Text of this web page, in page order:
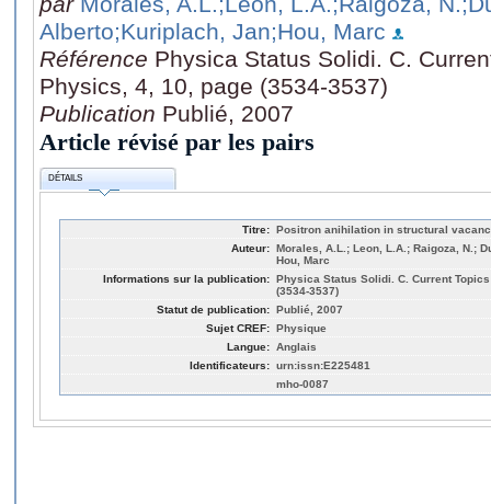
Alberto;Kuriplach, Jan;Hou, Marc
Référence Physica Status Solidi. C.
Physics, 4, 10, page (3534-3537)
Publication Publié, 2007
Article révisé par les pairs
DÉTAILS
Titre: Positron anihilation in structural
Auteur: Morales, A.L.; Leon, L.A.; Raigoza, N.;
Hou, Marc
Informations sur la publication: Physica Status Solidi. C. Current
(3534-3537)
Statut de publication: Publié, 2007
Sujet CREF: Physique
Langue: Anglais
Identificateurs: urn:issn:E225481
mho-0087